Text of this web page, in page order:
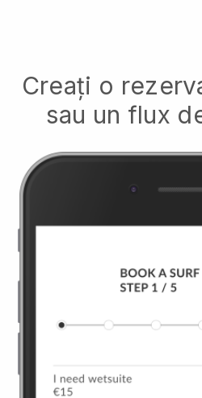
Creați o
sau un flux